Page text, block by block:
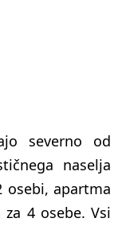
severno od
naselja
osebi, apartma
4 osebe. Vsi